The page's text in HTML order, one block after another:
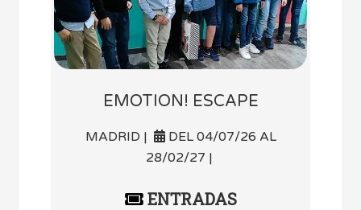
EMOTION! ESCAPE
MADRID |
DEL 04/07/26 AL
28/02/27 |
ENTRADAS